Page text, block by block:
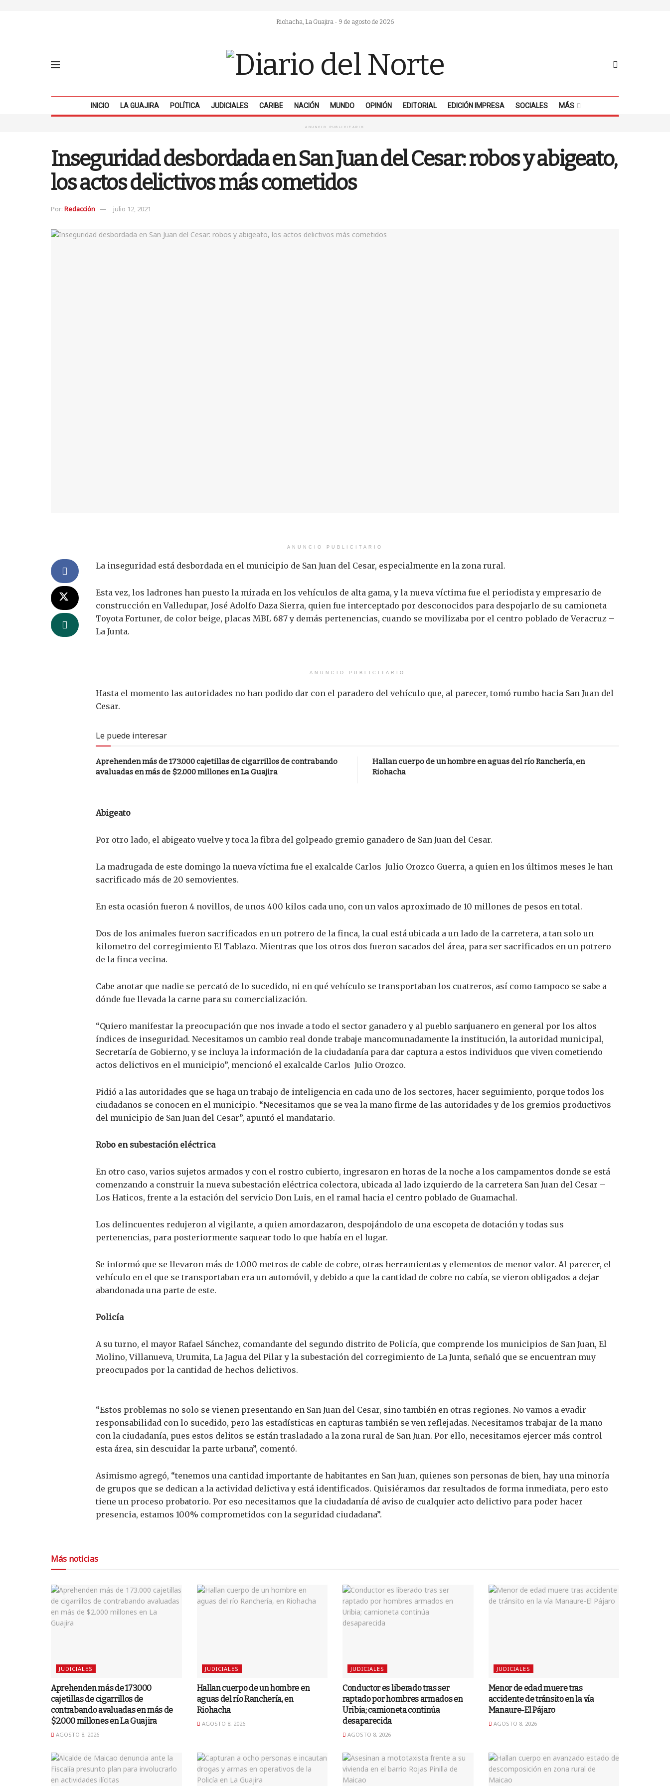
Riohacha, La Guajira - 9 de agosto de 2026
INICIO LA GUAJIRA POLÍTICA JUDICIALES CARIBE NACIÓN MUNDO OPINIÓN EDITORIAL EDICIÓN IMPRESA SOCIALES MÁS
ANUNCIO PUBLICITARIO
Inseguridad desbordada en San Juan del Cesar: robos y abigeato,
los actos delictivos más cometidos
Por: Redacción julio 12, 2021
ANUNCIO PUBLICITARIO
La inseguridad está desbordada en el municipio de San Juan del Cesar, especialmente en la zona rural.
Esta vez, los ladrones han puesto la mirada en los vehículos de alta gama, y la nueva víctima fue el periodista y empresario de
construcción en Valledupar, José Adolfo Daza Sierra, quien fue interceptado por desconocidos para despojarlo de su camioneta
Toyota Fortuner, de color beige, placas MBL 687 y demás pertenencias, cuando se movilizaba por el centro poblado de Veracruz –
La Junta.
ANUNCIO PUBLICITARIO
Hasta el momento las autoridades no han podido dar con el paradero del vehículo que, al parecer, tomó rumbo hacia San Juan del
Cesar.
Le puede interesar
Aprehenden más de 173.000 cajetillas de cigarrillos de contrabando
avaluadas en más de $2.000 millones en La Guajira
Hallan cuerpo de un hombre en aguas del río Ranchería, en
Riohacha
Abigeato
Por otro lado, el abigeato vuelve y toca la fibra del golpeado gremio ganadero de San Juan del Cesar.
La madrugada de este domingo la nueva víctima fue el exalcalde Carlos Julio Orozco Guerra, a quien en los últimos meses le han
sacrificado más de 20 semovientes.
En esta ocasión fueron 4 novillos, de unos 400 kilos cada uno, con un valos aproximado de 10 millones de pesos en total.
Dos de los animales fueron sacrificados en un potrero de la finca, la cual está ubicada a un lado de la carretera, a tan solo un
kilometro del corregimiento El Tablazo. Mientras que los otros dos fueron sacados del área, para ser sacrificados en un potrero
de la finca vecina.
Cabe anotar que nadie se percató de lo sucedido, ni en qué vehículo se transportaban los cuatreros, así como tampoco se sabe a
dónde fue llevada la carne para su comercialización.
“Quiero manifestar la preocupación que nos invade a todo el sector ganadero y al pueblo sanjuanero en general por los altos
índices de inseguridad. Necesitamos un cambio real donde trabaje mancomunadamente la institución, la autoridad municipal,
Secretaría de Gobierno, y se incluya la información de la ciudadanía para dar captura a estos individuos que viven cometiendo
actos delictivos en el municipio”, mencionó el exalcalde Carlos Julio Orozco.
Pidió a las autoridades que se haga un trabajo de inteligencia en cada uno de los sectores, hacer seguimiento, porque todos los
ciudadanos se conocen en el municipio. “Necesitamos que se vea la mano firme de las autoridades y de los gremios productivos
del municipio de San Juan del Cesar”, apuntó el mandatario.
Robo en subestación eléctrica
En otro caso, varios sujetos armados y con el rostro cubierto, ingresaron en horas de la noche a los campamentos donde se está
comenzando a construir la nueva subestación eléctrica colectora, ubicada al lado izquierdo de la carretera San Juan del Cesar –
Los Haticos, frente a la estación del servicio Don Luis, en el ramal hacia el centro poblado de Guamachal.
Los delincuentes redujeron al vigilante, a quien amordazaron, despojándolo de una escopeta de dotación y todas sus
pertenencias, para posteriormente saquear todo lo que había en el lugar.
Se informó que se llevaron más de 1.000 metros de cable de cobre, otras herramientas y elementos de menor valor. Al parecer, el
vehículo en el que se transportaban era un automóvil, y debido a que la cantidad de cobre no cabía, se vieron obligados a dejar
abandonada una parte de este.
Policía
A su turno, el mayor Rafael Sánchez, comandante del segundo distrito de Policía, que comprende los municipios de San Juan, El
Molino, Villanueva, Urumita, La Jagua del Pilar y la subestación del corregimiento de La Junta, señaló que se encuentran muy
preocupados por la cantidad de hechos delictivos.
“Estos problemas no solo se vienen presentando en San Juan del Cesar, sino también en otras regiones. No vamos a evadir
responsabilidad con lo sucedido, pero las estadísticas en capturas también se ven reflejadas. Necesitamos trabajar de la mano
con la ciudadanía, pues estos delitos se están trasladado a la zona rural de San Juan. Por ello, necesitamos ejercer más control
esta área, sin descuidar la parte urbana”, comentó.
Asimismo agregó, “tenemos una cantidad importante de habitantes en San Juan, quienes son personas de bien, hay una minoría
de grupos que se dedican a la actividad delictiva y está identificados. Quisiéramos dar resultados de forma inmediata, pero esto
tiene un proceso probatorio. Por eso necesitamos que la ciudadanía dé aviso de cualquier acto delictivo para poder hacer
presencia, estamos 100% comprometidos con la seguridad ciudadana”.
Más noticias
JUDICIALES
Aprehenden más de 173.000
cajetillas de cigarrillos de
contrabando avaluadas en más de
$2.000 millones en La Guajira
AGOSTO 8, 2026
JUDICIALES
Hallan cuerpo de un hombre en
aguas del río Ranchería, en
Riohacha
AGOSTO 8, 2026
JUDICIALES
Conductor es liberado tras ser
raptado por hombres armados en
Uribia; camioneta continúa
desaparecida
AGOSTO 8, 2026
JUDICIALES
Menor de edad muere tras
accidente de tránsito en la vía
Manaure-El Pájaro
AGOSTO 8, 2026